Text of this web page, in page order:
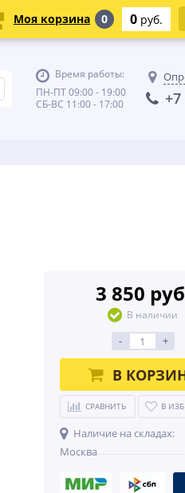
Время работы:
ПН-ПТ 09:00 - 19:00
СБ-ВС 11:00 - 17:00
+7
3 850
В наличии
- +
В
СРАВНИТЬ В
Наличие на складах:
Москва
Моя корзина 0 0 руб.